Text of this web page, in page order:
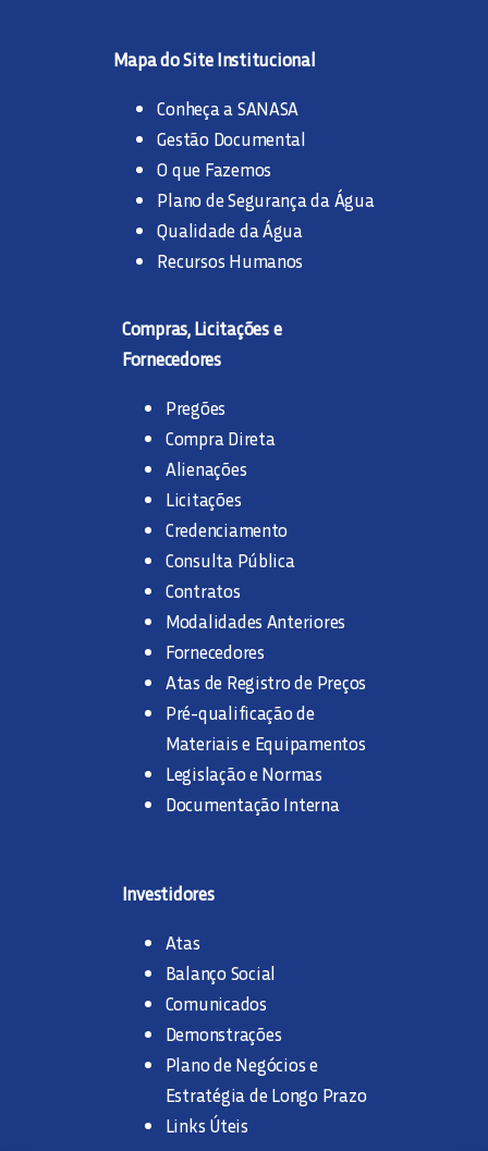
Mapa do Site Institucional
Conheça a SANASA
Gestão Documental
O que Fazemos
Plano de Segurança da Água
Qualidade da Água
Recursos Humanos
Compras, Licitações e
Fornecedores
Pregões
Compra Direta
Alienações
Licitações
Credenciamento
Consulta Pública
Contratos
Modalidades Anteriores
Fornecedores
Atas de Registro de Preços
Pré-qualificação de
Materiais e Equipamentos
Legislação e Normas
Documentação Interna
Investidores
Atas
Balanço Social
Comunicados
Demonstrações
Plano de Negócios e
Estratégia de Longo Prazo
Links Úteis